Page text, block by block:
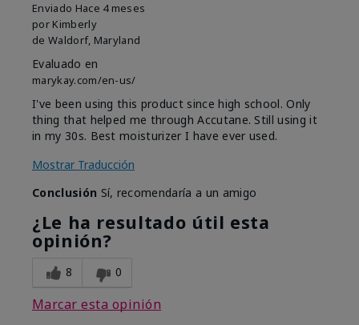
Enviado Hace 4 meses
por Kimberly
de Waldorf, Maryland
Evaluado en
marykay.com/en-us/
I've been using this product since high school. Only
thing that helped me through Accutane. Still using it
in my 30s. Best moisturizer I have ever used.
Mostrar Traducción
Conclusión Sí, recomendaría a un amigo
¿Le ha resultado útil esta
opinión?
8 0
Marcar esta opinión